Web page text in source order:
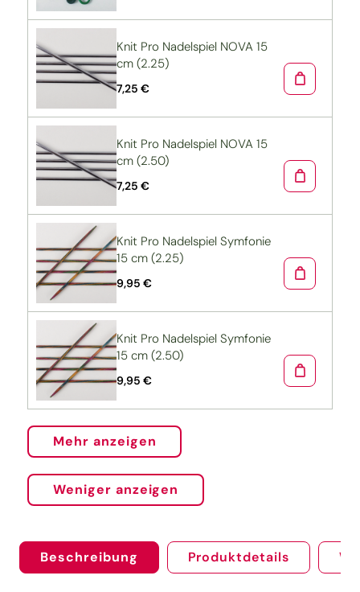
Knit Pro Nadelspiel NOVA 15
cm (2.25)
7,25 €
Knit Pro Nadelspiel NOVA 15
cm (2.50)
7,25 €
Knit Pro Nadelspiel Symfonie
15 cm (2.25)
9,95 €
Knit Pro Nadelspiel Symfonie
15 cm (2.50)
9,95 €
Mehr anzeigen
Weniger anzeigen
Beschreibung Produktdetails